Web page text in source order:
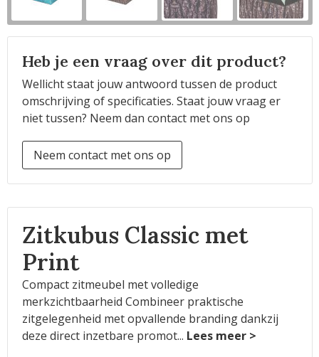
Heb je een vraag over dit product?
Wellicht staat jouw antwoord tussen de product
omschrijving of specificaties. Staat jouw vraag er
niet tussen? Neem dan contact met ons op
Neem contact met ons op
Zitkubus Classic met
Print
Compact zitmeubel met volledige
merkzichtbaarheid Combineer praktische
zitgelegenheid met opvallende branding dankzij
deze direct inzetbare promot...